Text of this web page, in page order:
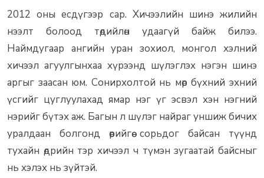
2012 оны есдүгээр сар. Хичээлийн шинэ жилийн
нээлт болоод төдийлөн удаагүй байж билээ.
Наймдугаар ангийн уран зохиол, монгол хэлний
хичээл агуулгынхаа хүрээнд шүлэглэх нэгэн шинэ
аргыг заасан юм. Сонирхолтой нь мөр бүхний эхний
үсгийг цуглуулахад ямар нэг үг эсвэл хэн нэгний
нэрийг бүтэх аж. Багын л шүлэг найраг уншиж бичих
уралдаан болгонд өөрийгөө сорьдог байсан түүнд
тухайн өдрийн тэр хичээл ч түмэн зугаатай байсныг
нь хэлэх нь зүйтэй.